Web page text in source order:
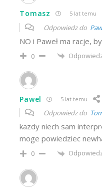
Tomasz 5 lat temu
Odpowiedz do
NO i Paweł ma racje,
0
Pawel 5 lat temu
Odpowiedz do
kazdy niech sam
moge powiedziec
0